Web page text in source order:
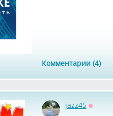
Комментарии (4)
jazz45